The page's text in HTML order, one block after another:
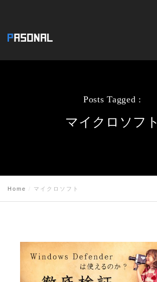
Posts Tagged :
マイクロソフト
Home マイクロソフト